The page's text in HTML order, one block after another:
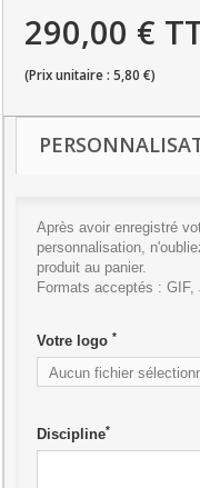
290,00 €
(Prix unitaire : 5,80 €)
Après avoir enregistré
personnalisation,
produit au panier.
Formats acceptés : GIF,
Votre logo *
Aucun fichier
Discipline*